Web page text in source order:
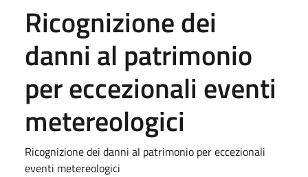
Ricognizione dei
danni al patrimonio
per eccezionali eventi
metereologici
Ricognizione dei danni al patrimonio per eccezionali
eventi metereologici